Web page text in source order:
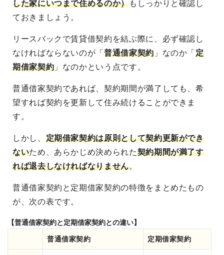
した家にいつまで住めるのか）もしっかりと確認し
ておきましょう。
リースバックで賃貸借契約を結ぶ際に、必ず確認し
なければならないのが「普通借家契約」なのか「定
期借家契約 」なのかという点です。
普通借家契約であれば、契約期間が満了しても、希
望すれば契約を更新して住み続けることができま
す。
しかし、 定期借家契約は原則として契約更新ができ
ないため、あらかじめ決められた契約期間が満了す
れば退去しなければなりません。
普通借家契約と定期借家契約の特徴をまとめたもの
が、次の表です。
【普通借家契約と定期借家契約との違い】
普通借家契約 定期借家契約